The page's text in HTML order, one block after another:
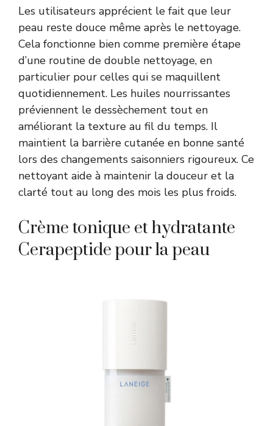
Les utilisateurs apprécient le fait que leur
peau reste douce même après le nettoyage.
Cela fonctionne bien comme première étape
d’une routine de double nettoyage, en
particulier pour celles qui se maquillent
quotidiennement. Les huiles nourrissantes
préviennent le dessèchement tout en
améliorant la texture au fil du temps. Il
maintient la barrière cutanée en bonne santé
lors des changements saisonniers rigoureux. Ce
nettoyant aide à maintenir la douceur et la
clarté tout au long des mois les plus froids.
Crème tonique et hydratante
Cerapeptide pour la peau